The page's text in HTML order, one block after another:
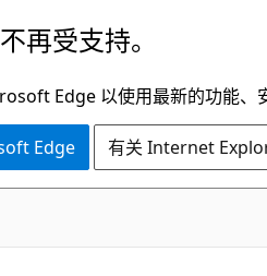
再受支持。
Edge 以使用最新的功能、
Edge 有关 Internet